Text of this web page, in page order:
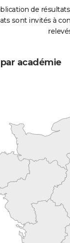
de
sont invités à
académie